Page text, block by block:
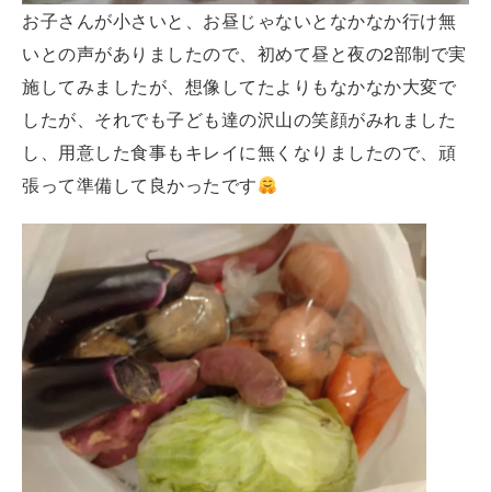
お子さんが小さいと、お昼じゃないとなかなか行け無
いとの声がありましたので、初めて昼と夜の2部制で実
施してみましたが、想像してたよりもなかなか大変で
したが、それでも子ども達の沢山の笑顔がみれました
し、用意した食事もキレイに無くなりましたので、頑
張って準備して良かったです